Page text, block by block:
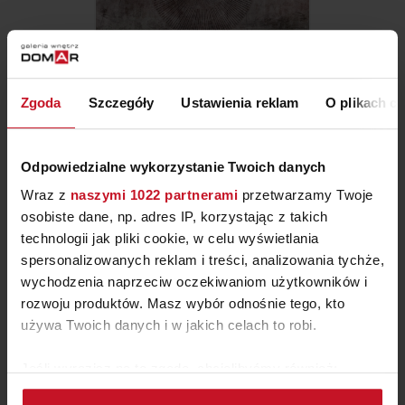
Zgoda Szczegóły Ustawienia reklam O plikach
Odpowiedzialne wykorzystanie Twoich danych
Wraz z naszymi 1022 partnerami przetwarzamy Twoje
osobiste dane, np. adres IP, korzystając z takich
technologii jak pliki cookie, w celu wyświetlania
spersonalizowanych reklam i treści, analizowania tychże,
wychodzenia naprzeciw oczekiwaniom użytkowników i
rozwoju produktów. Masz wybór odnośnie tego, kto
używa Twoich danych i w jakich celach to robi.
Gromadzić dane dotyczące Twojej lokalizacji
TAPETA NA WYMIAR OMNIRO
ZAPYTAJ O CENĘ W SALONIE